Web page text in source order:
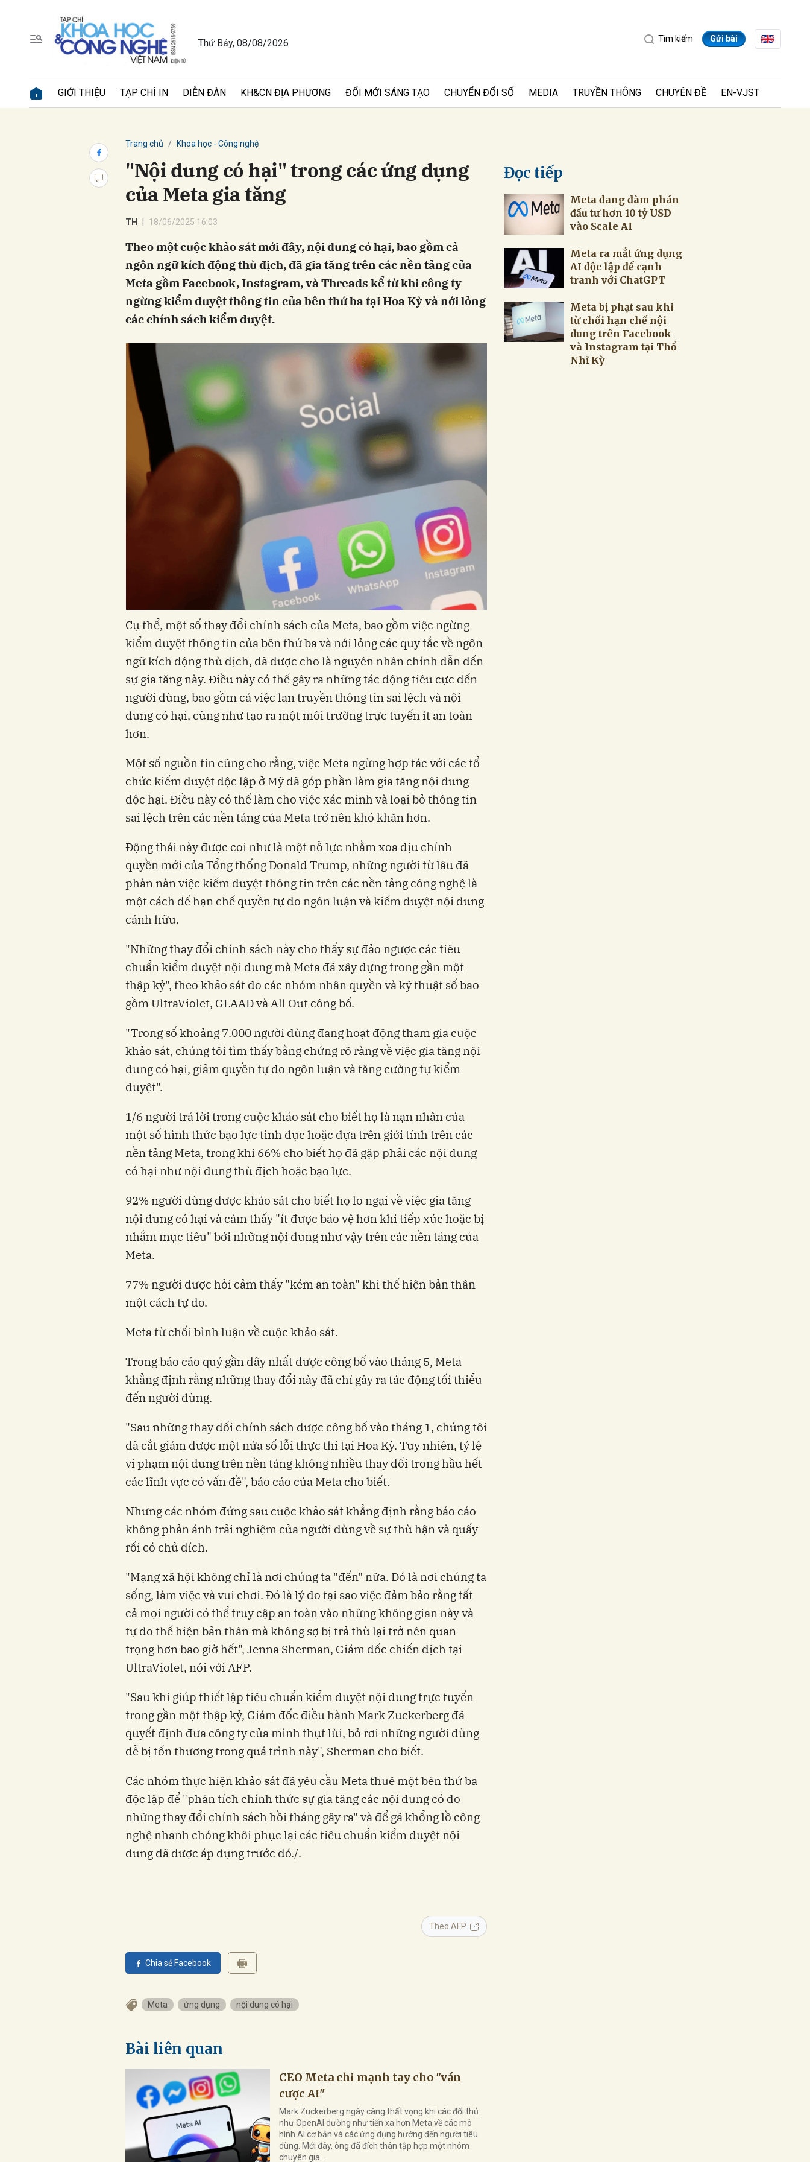
Thứ Bảy, 08/08/2026 Tìm kiếm Gửi bài
GIỚI THIỆU TẠP CHÍ IN DIỄN ĐÀN KH&CN ĐỊA PHƯƠNG ĐỔI MỚI SÁNG TẠO CHUYỂN ĐỔI SỐ MEDIA TRUYỀN THÔNG CHUYÊN ĐỀ EN-VJST
Trang chủ Khoa học - Công nghệ
"Nội dung có hại" trong các ứng dụng
của Meta gia tăng
TH 18/06/2025 16:03
Theo một cuộc khảo sát mới đây, nội dung có hại, bao gồm cả
ngôn ngữ kích động thù địch, đã gia tăng trên các nền tảng của
Meta gồm Facebook, Instagram, và Threads kể từ khi công ty
ngừng kiểm duyệt thông tin của bên thứ ba tại Hoa Kỳ và nới lỏng
các chính sách kiểm duyệt.
Cụ thể, một số thay đổi chính sách của Meta, bao gồm việc ngừng
kiểm duyệt thông tin của bên thứ ba và nới lỏng các quy tắc về ngôn
ngữ kích động thù địch, đã được cho là nguyên nhân chính dẫn đến
sự gia tăng này. Điều này có thể gây ra những tác động tiêu cực đến
người dùng, bao gồm cả việc lan truyền thông tin sai lệch và nội
dung có hại, cũng như tạo ra một môi trường trực tuyến ít an toàn
hơn.
Một số nguồn tin cũng cho rằng, việc Meta ngừng hợp tác với các tổ
chức kiểm duyệt độc lập ở Mỹ đã góp phần làm gia tăng nội dung
độc hại. Điều này có thể làm cho việc xác minh và loại bỏ thông tin
sai lệch trên các nền tảng của Meta trở nên khó khăn hơn.
Động thái này được coi như là một nỗ lực nhằm xoa dịu chính
quyền mới của Tổng thống Donald Trump, những người từ lâu đã
phàn nàn việc kiểm duyệt thông tin trên các nền tảng công nghệ là
một cách để hạn chế quyền tự do ngôn luận và kiểm duyệt nội dung
cánh hữu.
"Những thay đổi chính sách này cho thấy sự đảo ngược các tiêu
chuẩn kiểm duyệt nội dung mà Meta đã xây dựng trong gần một
thập kỷ", theo khảo sát do các nhóm nhân quyền và kỹ thuật số bao
gồm UltraViolet, GLAAD và All Out công bố.
"Trong số khoảng 7.000 người dùng đang hoạt động tham gia cuộc
khảo sát, chúng tôi tìm thấy bằng chứng rõ ràng về việc gia tăng nội
dung có hại, giảm quyền tự do ngôn luận và tăng cường tự kiểm
duyệt".
1/6 người trả lời trong cuộc khảo sát cho biết họ là nạn nhân của
một số hình thức bạo lực tình dục hoặc dựa trên giới tính trên các
nền tảng Meta, trong khi 66% cho biết họ đã gặp phải các ​​nội dung
có hại như nội dung thù địch hoặc bạo lực.
92% người dùng được khảo sát cho biết họ lo ngại về việc gia tăng
nội dung có hại và cảm thấy "ít được bảo vệ hơn khi tiếp xúc hoặc bị
nhắm mục tiêu" bởi những nội dung như vậy trên các nền tảng của
Meta.
77% người được hỏi cảm thấy "kém an toàn" khi thể hiện bản thân
một cách tự do.
Meta từ chối bình luận về cuộc khảo sát.
Trong báo cáo quý gần đây nhất được công bố vào tháng 5, Meta
khẳng định rằng những thay đổi này đã chỉ gây ra tác động tối thiểu
đến người dùng.
"Sau những thay đổi chính sách được công bố vào tháng 1, chúng tôi
đã cắt giảm được một nửa số lỗi thực thi tại Hoa Kỳ. Tuy nhiên, tỷ lệ
vi phạm nội dung trên nền tảng không nhiều thay đổi trong hầu hết
các lĩnh vực có vấn đề", báo cáo của Meta cho biết.
Nhưng các nhóm đứng sau cuộc khảo sát khẳng định rằng báo cáo
không phản ánh trải nghiệm của người dùng về sự thù hận và quấy
rối có chủ đích.
"Mạng xã hội không chỉ là nơi chúng ta "đến" nữa. Đó là nơi chúng ta
sống, làm việc và vui chơi. Đó là lý do tại sao việc đảm bảo rằng tất
cả mọi người có thể truy cập an toàn vào những không gian này và
tự do thể hiện bản thân mà không sợ bị trả thù lại trở nên quan
trọng hơn bao giờ hết", Jenna Sherman, Giám đốc chiến dịch tại
UltraViolet, nói với AFP.
"Sau khi giúp thiết lập tiêu chuẩn kiểm duyệt nội dung trực tuyến
trong gần một thập kỷ, Giám đốc điều hành Mark Zuckerberg đã
quyết định đưa công ty của mình thụt lùi, bỏ rơi những người dùng
dễ bị tổn thương trong quá trình này", Sherman cho biết.
Các nhóm thực hiện khảo sát đã yêu cầu Meta thuê một bên thứ ba
độc lập để "phân tích chính thức sự gia tăng các nội dung có do
những thay đổi chính sách hồi tháng gây ra" và để gã khổng lồ công
nghệ nhanh chóng khôi phục lại các tiêu chuẩn kiểm duyệt nội
dung đã được áp dụng trước đó./.
Theo AFP
Chia sẻ Facebook
Meta ứng dụng nội dung có hại
Bài liên quan
CEO Meta chi mạnh tay cho "ván
cược AI"
Mark Zuckerberg ngày càng thất vọng khi các đối thủ
như OpenAI dường như tiến xa hơn Meta về các mô
hình AI cơ bản và các ứng dụng hướng đến người tiêu
dùng. Mới đây, ông đã đích thân tập hợp một nhóm
chuyên gia...
Đọc tiếp
Meta đang đàm phán
đầu tư hơn 10 tỷ USD
vào Scale AI
Meta ra mắt ứng dụng
AI độc lập để cạnh
tranh với ChatGPT
Meta bị phạt sau khi
từ chối hạn chế nội
dung trên Facebook
và Instagram tại Thổ
Nhĩ Kỳ
Gửi